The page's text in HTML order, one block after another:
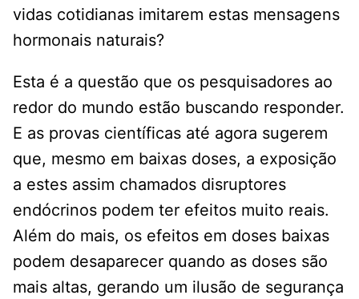
vidas cotidianas imitarem estas mensagens
hormonais naturais?
Esta é a questão que os pesquisadores ao
redor do mundo estão buscando responder.
E as provas científicas até agora sugerem
que, mesmo em baixas doses, a exposição
a estes assim chamados disruptores
endócrinos podem ter efeitos muito reais.
Além do mais, os efeitos em doses baixas
podem desaparecer quando as doses são
mais altas, gerando um ilusão de segurança